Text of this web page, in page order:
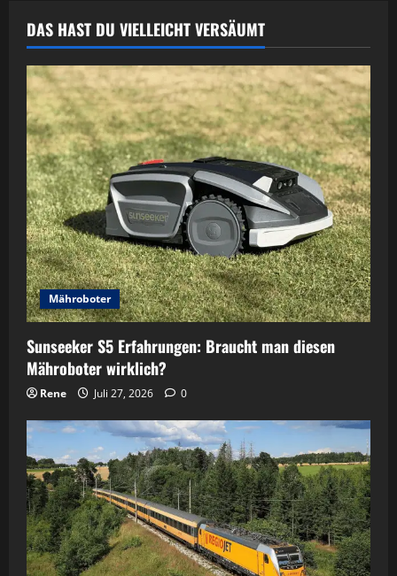
DAS HAST DU VIELLEICHT VERSÄUMT
Mähroboter
Sunseeker S5 Erfahrungen: Braucht man diesen
Mähroboter wirklich?
Rene Juli 27, 2026 0